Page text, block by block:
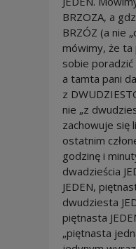
BRZOZA, a
BRZÓZ (a nie
mówimy, że ta
sobie poradzić
a tamta pani
z
nie „z
zachowuje się
ostatnim
godzinę i
dwadzieścia
JEDEN,
dwudziesta
piętnasta
„piętnasta